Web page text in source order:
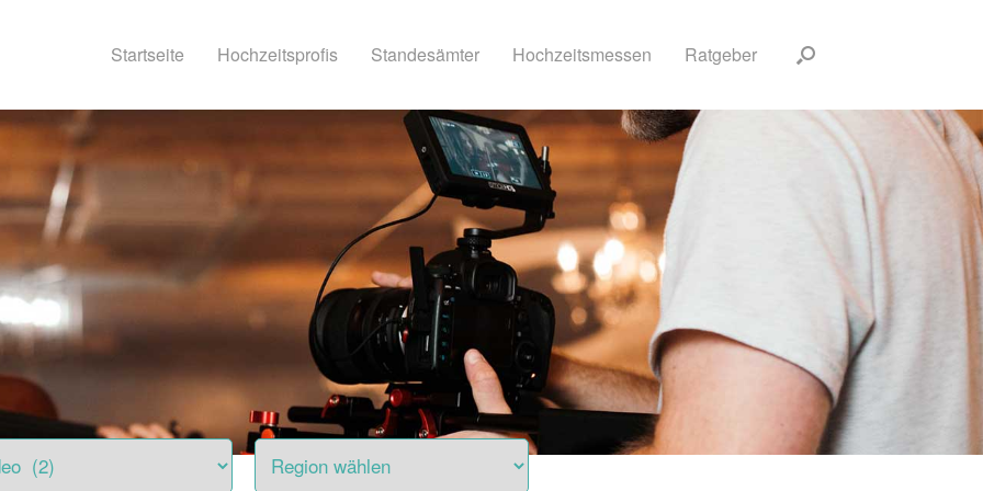
Startseite Hochzeitsprofis Standesämter Hochzeitsmessen Ratgeber